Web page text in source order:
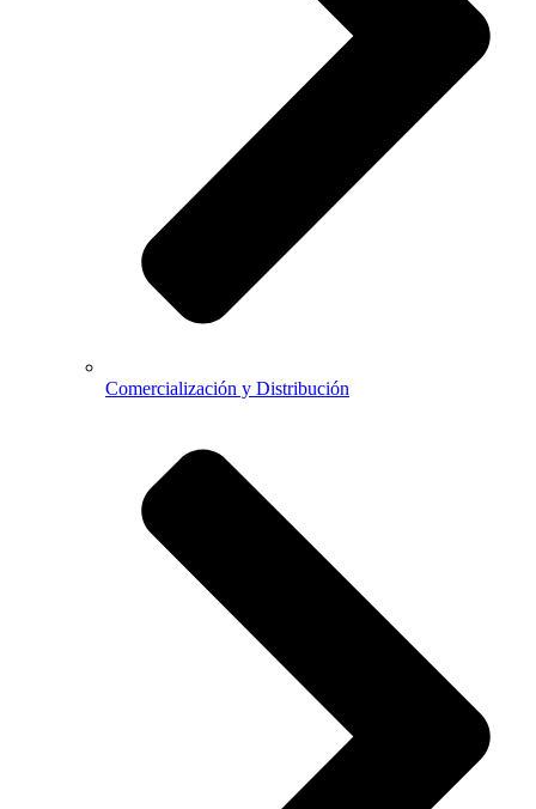
Comercialización y Distribución